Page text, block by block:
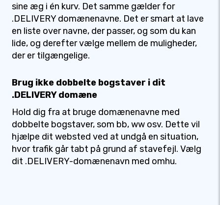
sine æg i én kurv. Det samme gælder for
.DELIVERY domænenavne. Det er smart at lave
en liste over navne, der passer, og som du kan
lide, og derefter vælge mellem de muligheder,
der er tilgængelige.
Brug ikke dobbelte bogstaver i dit
.DELIVERY domæne
Hold dig fra at bruge domænenavne med
dobbelte bogstaver, som bb, ww osv. Dette vil
hjælpe dit websted ved at undgå en situation,
hvor trafik går tabt på grund af stavefejl. Vælg
dit .DELIVERY-domænenavn med omhu.